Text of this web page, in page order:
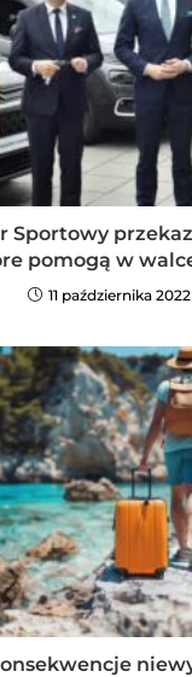
Sportowy
pomogą w
11 października 2022